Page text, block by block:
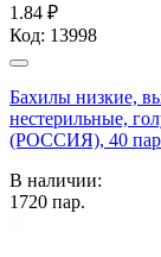
1.84 ₽
Код: 13998
Бахилы низкие,
нестерильные,
(РОССИЯ), 40 пар
В наличии:
1720 пар.